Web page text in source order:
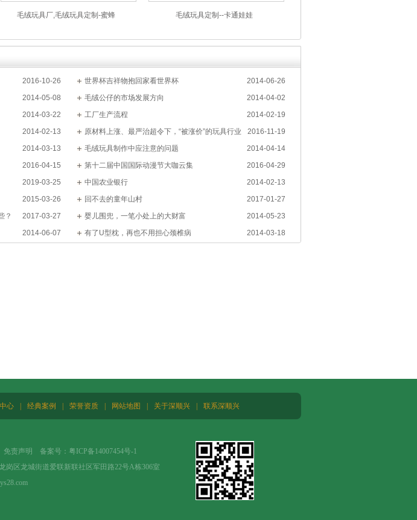
毛绒玩具厂,毛绒玩具定制-蜜蜂 毛绒玩具定制--卡通娃娃
2016-10-26 2014-06-26
世界杯吉祥物抱回家看世界杯
2014-05-08
2014-04-02
毛绒公仔的市场发展方向
2014-03-22
2014-02-19
工厂生产流程
2014-02-13
2016-11-19
原材料上涨、最严治超令下，“被涨价”的玩具行业
何去何从？
2014-03-13 2014-04-14
毛绒玩具制作中应注意的问题
2016-04-15
2016-04-29
第十二届中国国际动漫节大咖云集
2019-03-25
2014-02-13
中国农业银行
2015-03-26
2017-01-27
回不去的童年山村
2017-03-27
？ 2014-05-23
婴儿围兜，一笔小处上的大财富
2014-06-07
2014-03-18
有了U型枕，再也不用担心颈椎病
心 经典案例 荣誉资质 网站地图 关于深顺兴 联系深顺兴
责声明 备案号： 粤ICP备14007454号-1
龙城街道爱联新联社区军田路22号A栋306室